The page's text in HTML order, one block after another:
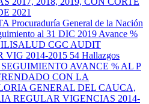
2021
Procuraduría General de la Nación
al 31 DIC 2019 Avance %
CGC AUDIT
VIG 2014-2015 54 Hallazgos
AVANCE % AL P
CON LA
GENERAL DEL CAUCA,
REGULAR VIGENCIAS 2014-